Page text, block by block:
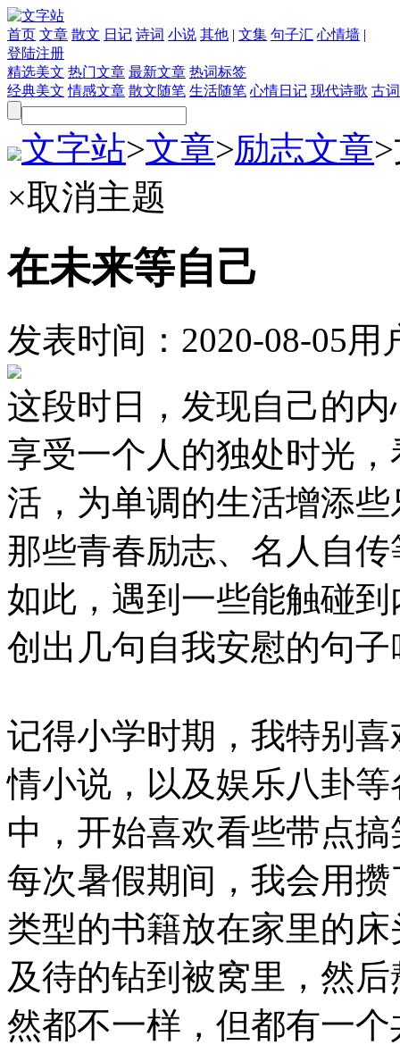
首页 文章 散文 日记 诗词 小说 其他 | 文集 句子汇 心情墙 |
登陆注册
精选美文 热门文章 最新文章 热词标签
经典美文 情感文章 散文随笔 生活随笔 心情日记 现代诗歌 古
文字站>文章>励志文章>
×取消主题
在未来等自己
发表时间： 2020-08-05用
这段时日，发现自己的
享受一个人的独处时光
活，为单调的生活增添
那些青春励志、名人自
如此，遇到一些能触碰
创出几句自我安慰的句
记得小学时期，我特别
情小说，以及娱乐八卦
中，开始喜欢看些带点
每次暑假期间，我会用
类型的书籍放在家里的
及待的钻到被窝里，然
然都不一样，但都有一